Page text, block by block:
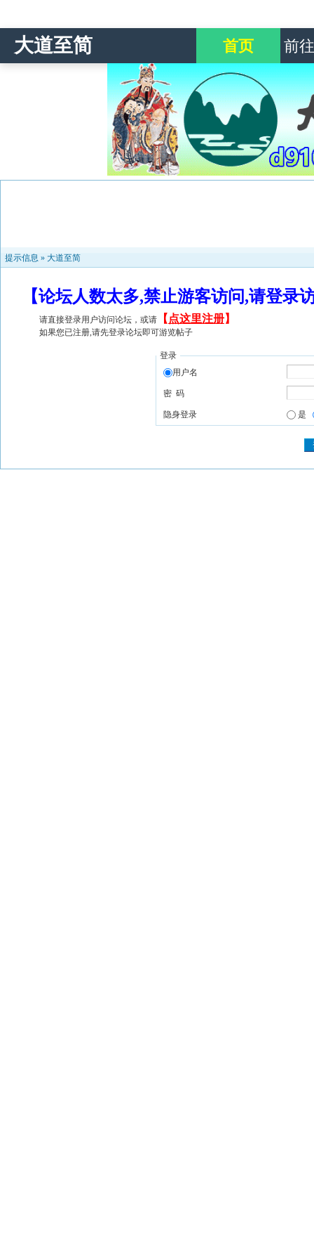
大道至简 首页 前
提示信息 » 大道至简
【论坛人数太多,禁止游客访问,请登
请直接登录用户访问论坛，或请 【 点这里注册】
如果您已注册,请先登录论坛即可游览帖子
登录
用户名
密 码
隐身登录 是